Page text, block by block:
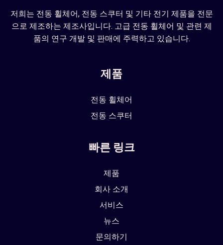
저희는 전동 휠체어, 전동 스쿠터 및 기타 전기 제품을 전문
으로 제조하는 제조사입니다. 고급 전동 휠체어 및 관련 제
품의 연구 개발 및 판매에 주력하고 있습니다.
제품
전동 휠체어
전동 스쿠터
빠른 링크
제품
회사 소개
서비스
뉴스
문의하기